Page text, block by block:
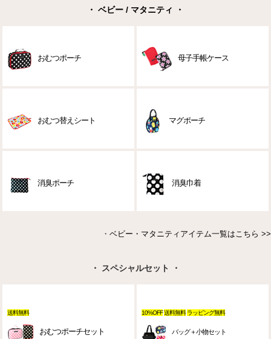
・ ベビー / マタニティ ・
おむつポーチ 母子手帳ケース
おむつ替えシート マグポーチ
消臭ポーチ 消臭巾着
・ ベビー・マタニティアイテム一覧はこちら >>
・ スペシャルセット ・
送料無料
おむつポーチセット
10%OFF 送料無料 ラッピング無料
バッグ＋小物セット